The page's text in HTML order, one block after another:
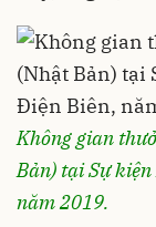
Không gian
Bản) tại Sự
năm 2019.